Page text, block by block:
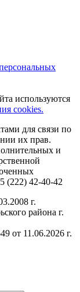
используются
cookies.
для связи по
их прав.
и
(222) 42-40-42
г.
района г.
от 11.06.2026 г.